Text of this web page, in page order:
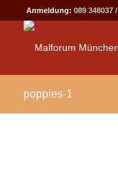
Anmeldung: 089 348037/
poppies-1